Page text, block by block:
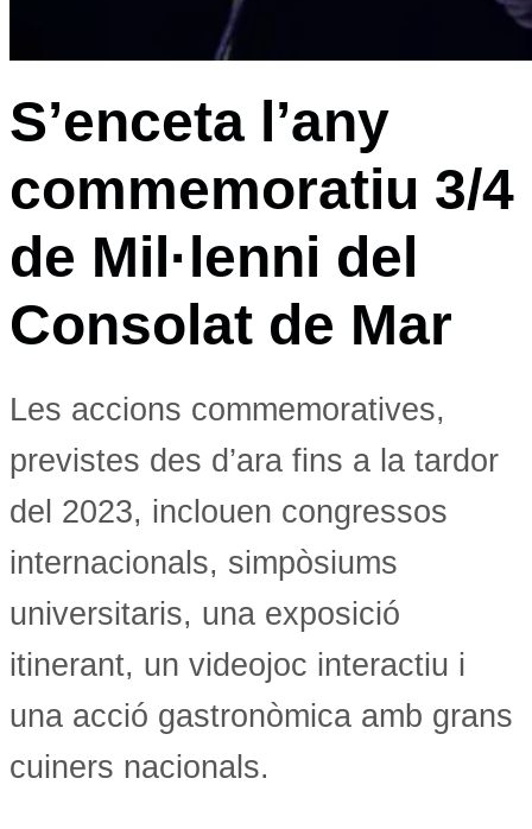
S’enceta l’any
commemoratiu 3/4
de Mil·lenni del
Consolat de Mar
Les accions commemoratives,
previstes des d’ara fins a la tardor
del 2023, inclouen congressos
internacionals, simpòsiums
universitaris, una exposició
itinerant, un videojoc interactiu i
una acció gastronòmica amb grans
cuiners nacionals.